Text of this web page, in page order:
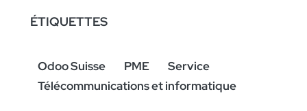
ÉTIQUETTES
Odoo Suisse PME
Service
Télécommunications et informatique